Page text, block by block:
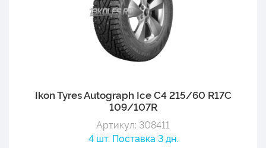
Ikon Tyres Autograph Ice C4 215/60 R17C
109/107R
Артикул: 308411
4 шт. Поставка 3 дн.